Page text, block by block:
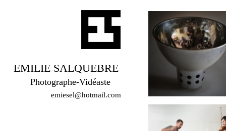
emiesel@hotmail.com
Photographe-Vidéaste
EMILIE SALQUEBRE